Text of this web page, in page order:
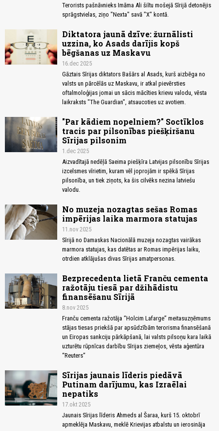
Terorists pašnāvnieks Imāma Ali šiītu mošejā Sīrijā detonējis
sprāgstvielas, ziņo "Nexta" savā "X" kontā.
Diktatora jaunā dzīve: žurnālisti
uzzina, ko Asads darījis kopš
bēgšanas uz Maskavu
16.dec 2025
Gāztais Sīrijas diktators Bašārs al Asads, kurš aizbēga no
valsts un pārcēlās uz Maskavu, ir atkal pievērsties
oftalmoloģijas jomai un sācis mācīties krievu valodu, vēsta
laikraksts "The Guardian", atsaucoties uz avotiem.
"Par kādiem nopelniem?" Soctīklos
tracis par pilsonības piešķiršanu
Sīrijas pilsonim
1.dec 2025
Aizvadītajā nedēļā Saeima piešķīra Latvijas pilsonību Sīrijas
izcelsmes vīrietim, kuram vēl joprojām ir spēkā Sīrijas
pilsonība, un tiek ziņots, ka šis cilvēks nezina latviešu
valodu.
No muzeja nozagtas sešas Romas
impērijas laika marmora statujas
11.nov 2025
Sīrijā no Damaskas Nacionālā muzeja nozagtas vairākas
marmora statujas, kas datētas ar Romas impērijas laiku,
otrdien atklājušas divas Sīrijas amatpersonas.
Bezprecedenta lietā Franču cementa
ražotāju tiesā par džihādistu
finansēšanu Sīrijā
8.nov 2025
Franču cementa ražotāja “Holcim Lafarge” meitasuzņēmums
stājas tiesas priekšā par apsūdzībām terorisma finansēšanā
un Eiropas sankciju pārkāpšanā, lai valsts pilsoņu kara laikā
uzturētu rūpnīcas darbību Sīrijas ziemeļos, vēsta aģentūra
“Reuters”
Sīrijas jaunais līderis piedāvā
Putinam darījumu, kas Izraēlai
nepatiks
17.okt 2025
Jaunais Sīrijas līderis Ahmeds al Šaraa, kurš 15. oktobrī
apmeklēja Maskavu, meklē Krievijas atbalstu un ierosināja